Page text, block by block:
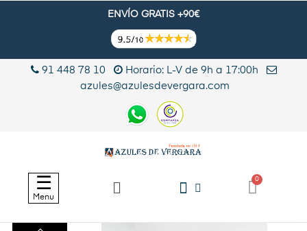
ENVÍO GRATIS +90€
91 448 78 10
Horario: L-V de 9h a 17:00h
azules@azulesdevergara.com
Navegación
de
palanca
☰
Menu